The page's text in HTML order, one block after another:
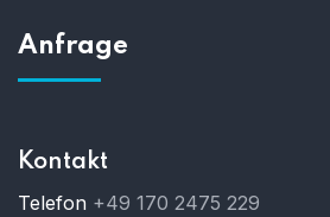
Anfrage
Kontakt
Telefon +49 170 2475 229